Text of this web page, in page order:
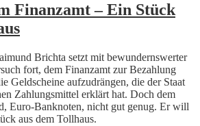
Finanzamt – Ein Stück
Brichta setzt mit bewundernswerter
fort, dem Finanzamt zur Bezahlung
Geldscheine aufzudrängen, die der Staat
Zahlungsmittel erklärt hat. Doch dem
Euro-Banknoten, nicht gut genug. Er will
aus dem Tollhaus.